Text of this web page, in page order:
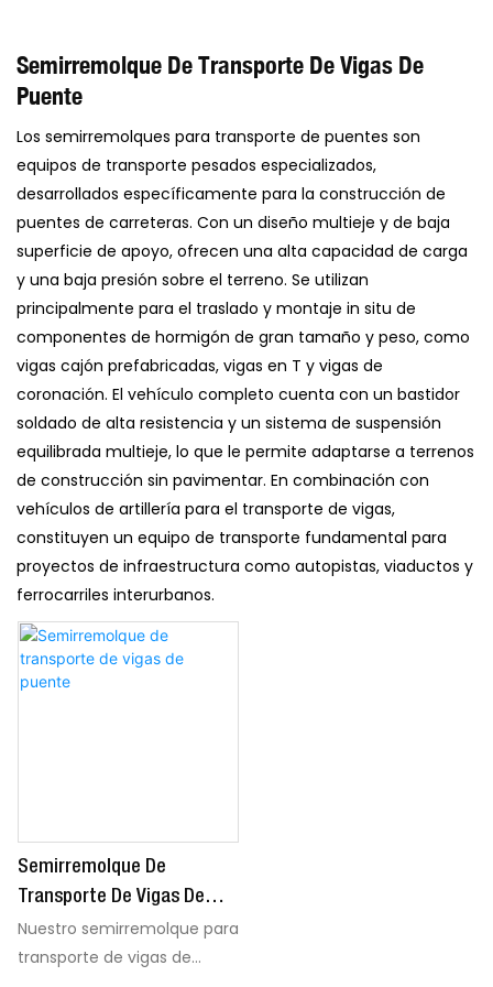
Semirremolque De Transporte De Vigas De
Puente
Los semirremolques para transporte de puentes son
equipos de transporte pesados ​​especializados,
desarrollados específicamente para la construcción de
puentes de carreteras. Con un diseño multieje y de baja
superficie de apoyo, ofrecen una alta capacidad de carga
y una baja presión sobre el terreno. Se utilizan
principalmente para el traslado y montaje in situ de
componentes de hormigón de gran tamaño y peso, como
vigas cajón prefabricadas, vigas en T y vigas de
coronación. El vehículo completo cuenta con un bastidor
soldado de alta resistencia y un sistema de suspensión
equilibrada multieje, lo que le permite adaptarse a terrenos
de construcción sin pavimentar. En combinación con
vehículos de artillería para el transporte de vigas,
constituyen un equipo de transporte fundamental para
proyectos de infraestructura como autopistas, viaductos y
ferrocarriles interurbanos.
Semirremolque De
Transporte De Vigas De
Puente
Nuestro semirremolque para
transporte de vigas de